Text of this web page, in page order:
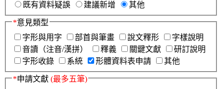
既有資料疑誤
建議新增 其他
*意見類型
字形與用字
部首與筆畫 說文釋形
字樣說明
音讀（注音/漢拼）
釋義 關鍵文獻
研訂說明
字形收錄
系統 形體資料表申請 其他
*申請文獻 (最多五筆)